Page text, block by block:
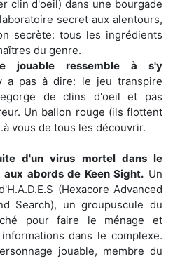
clin d'oeil) dans une bourgade
secret aux alentours,
secrète: tous les ingrédients
du genre.
jouable ressemble à s'y
a pas à dire: le jeu transpire
de clins d'oeil et pas
Un ballon rouge (ils flottent
vous de tous les découvrir.
d'un virus mortel dans le
abords de Keen Sight. Un
(Hexacore Advanced
Search), un groupuscule du
pour faire le ménage et
dans le complexe.
jouable, membre du